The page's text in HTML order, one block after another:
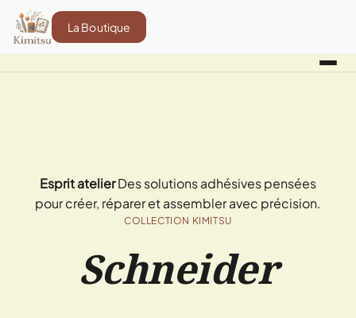
La Boutique
Esprit atelierDes solutions adhésives pensées
pour créer, réparer et assembler avec précision.
COLLECTION KIMITSU
Schneider